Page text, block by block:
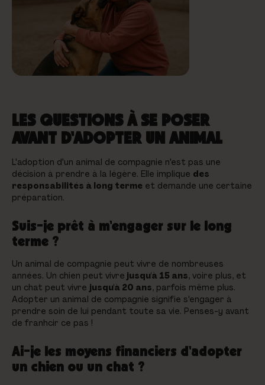
LES QUESTIONS À SE POSER
AVANT D'ADOPTER UN ANIMAL
L'adoption d'un animal de compagnie n'est pas une
décision à prendre à la légère. Elle implique des
responsabilités à long terme et demande une certaine
préparation.
Suis-je prêt à m'engager sur le long
terme ?
Un animal de compagnie peut vivre de nombreuses
années. Un chien peut vivre jusqu'à 15 ans, voire plus, et
un chat peut vivre jusqu'à 20 ans, parfois même plus.
Adopter un animal de compagnie signifie s'engager à
prendre soin de lui pendant toute sa vie. Penses-y avant
de franhcir ce pas !
Ai-je les moyens financiers d'adopter
un chien ou un chat ?